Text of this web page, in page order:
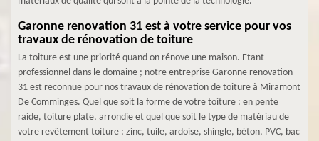
Garonne renovation 31 est à votre service pour vos
travaux de rénovation de toiture
La toiture est une priorité quand on rénove une maison. Etant
professionnel dans le domaine ; notre entreprise Garonne renovation
31 est reconnue pour nos travaux de rénovation de toiture à Miramont
De Comminges. Quel que soit la forme de votre toiture : en pente
raide, toiture plate, arrondie et quel que soit le type de matériau de
votre revêtement toiture : zinc, tuile, ardoise, shingle, béton, PVC, bac